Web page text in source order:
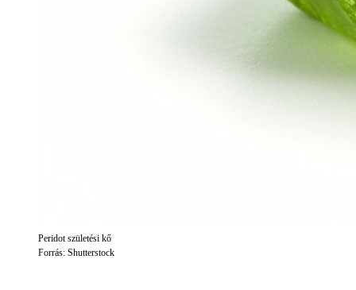
Peridot születési kő
Forrás: Shutterstock